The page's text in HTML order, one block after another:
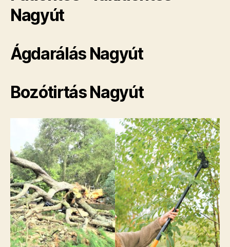
Nagyút
Ágdarálás Nagyút
Bozótirtás Nagyút